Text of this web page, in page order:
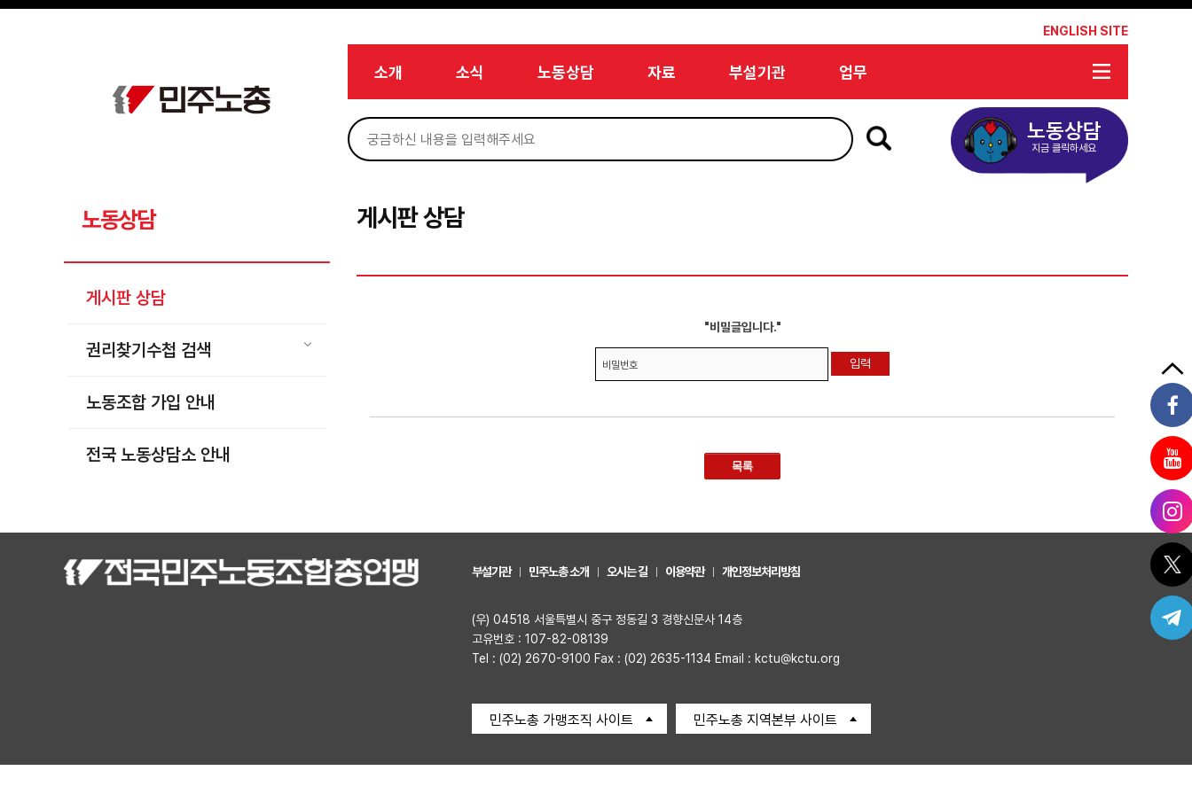
메뉴 건너뛰기
ENGLISH SITE
소개 소식 노동상담 자료 부설기관 업무
노동상담
지금 클릭하세요
노동상담
게시판 상담
권리찾기수첩 검색
노동조합 가입 안내
전국 노동상담소 안내
게시판 상담
"비밀글입니다."
비밀번호
목록
부설기관 민주노총 소개 오시는 길 이용약관 개인정보처리방침
(우) 04518 서울특별시 중구 정동길 3 경향신문사 14층
고유번호 : 107-82-08139
Tel : (02) 2670-9100 Fax : (02) 2635-1134 Email : kctu@kctu.org
민주노총 가맹조직 사이트 민주노총 지역본부 사이트
권리찾기수첩 검색
찾아보기
노동조합 가입 안내
Sketchbook5, 스케치북5
Sketchbook5, 스케치북5